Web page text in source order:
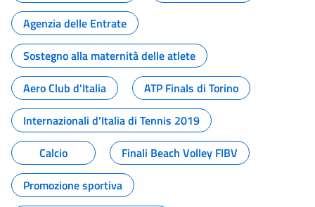
Agenzia delle Entrate
Sostegno alla maternità delle atlete
Aero Club d'Italia
ATP Finals di Torino
Internazionali d'Italia di Tennis 2019
Calcio
Finali Beach Volley FIBV
Promozione sportiva